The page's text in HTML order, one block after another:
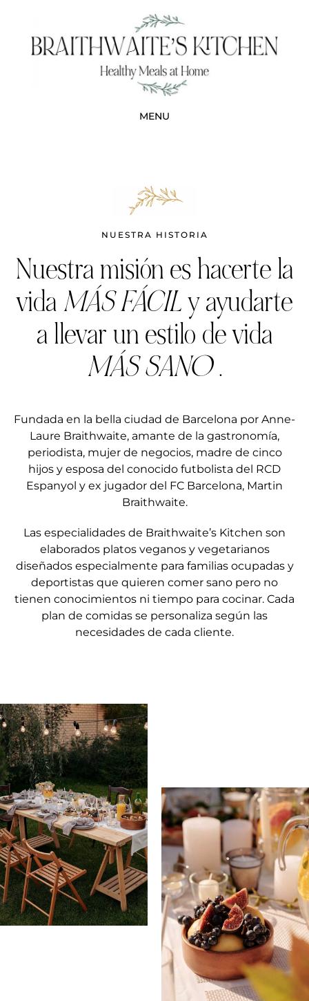
NUESTRA HISTORIA
Nuestra misión es hacerte la
vidaMÁS FÁCILy ayudarte
a llevar un estilo de vida
MÁS SANO.
Fundada en la bella ciudad de Barcelona por Anne-
Laure Braithwaite, amante de la gastronomía,
periodista, mujer de negocios, madre de cinco
hijos y esposa del conocido futbolista del RCD
Espanyol y ex jugador del FC Barcelona, Martin
Braithwaite.
Las especialidades de Braithwaite’s Kitchen son
elaborados platos veganos y vegetarianos
diseñados especialmente para familias ocupadas y
deportistas que quieren comer sano pero no
tienen conocimientos ni tiempo para cocinar. Cada
plan de comidas se personaliza según las
necesidades de cada cliente.